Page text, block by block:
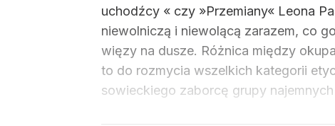
uchodźcy « czy »Przemiany« Leona
niewolniczą i niewolącą zarazem, co
więzy na dusze. Różnica między
to do rozmycia wszelkich kategorii
sowieckiego zaborcę grupy